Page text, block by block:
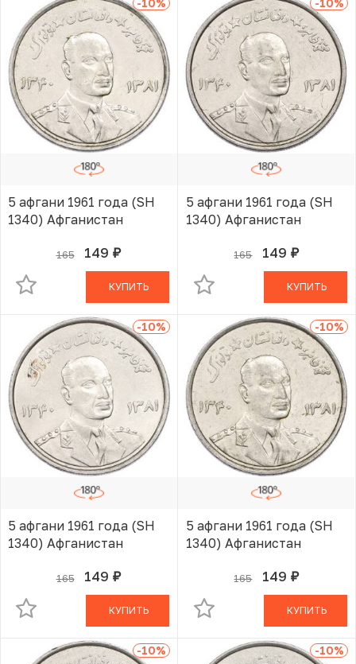
5 афгани 1961 года (SH
1340) Афганистан
165 149 руб.
В КОРЗИНЕ
КУПИТЬ
5 афгани 1961 года (SH
1340) Афганистан
165 149 руб.
В КОРЗИНЕ
КУПИТЬ
-10%
5 афгани 1961 года (SH
1340) Афганистан
165 149 руб.
В КОРЗИНЕ
КУПИТЬ
-10%
5 афгани 1961 года (SH
1340) Афганистан
165 149 руб.
В КОРЗИНЕ
КУПИТЬ
-10% -10%